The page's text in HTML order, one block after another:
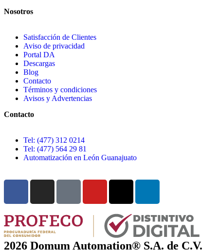
Nosotros
Satisfacción de Clientes
Aviso de privacidad
Portal DA
Descargas
Blog
Contacto
Términos y condiciones
Avisos y Advertencias
Contacto
Tel: (477) 312 0214
Tel: (477) 564 29 81
Automatización en León Guanajuato
2026 Domum Automation® S.A. de C.V.